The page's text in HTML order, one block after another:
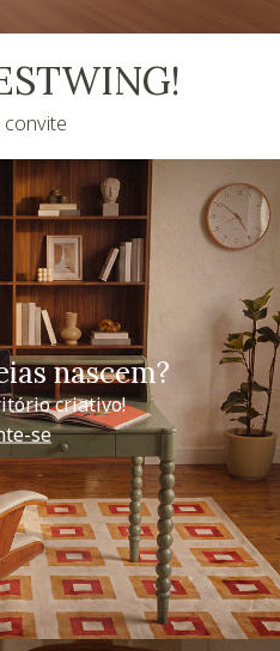
nascem?
criativo!
se